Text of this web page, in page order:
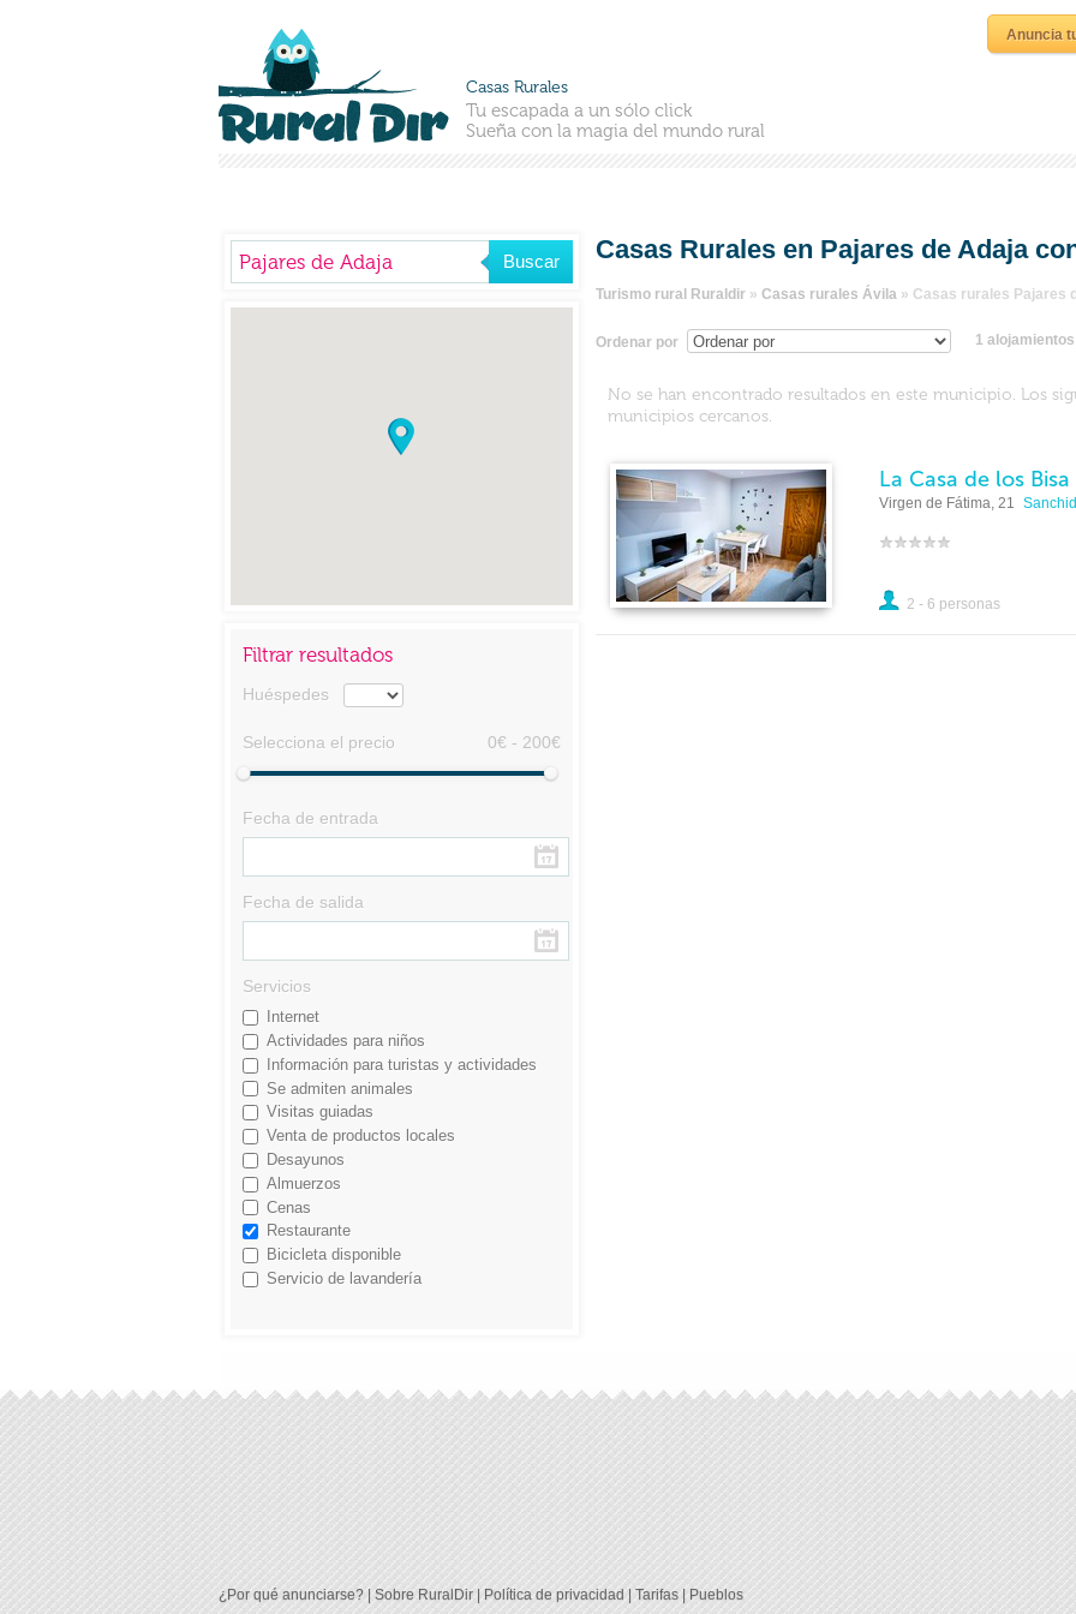
Casas Rurales
Tu escapada a un sólo click
Sueña con la magia del mundo rural
Anuncia
Casas Rurales en Pajares de Adaja
Turismo rural Ruraldir» Casas rurales Ávila» Casas rurales Pajares
Ordenar por 1
No se han encontrado resultados en este municipio. Los
municipios cercanos.
La Casa de los Bisa
Virgen de Fátima, 21
2 - 6 personas
Filtrar resultados
Huéspedes
Selecciona el precio 0€ - 200€
Fecha de entrada
Fecha de salida
Servicios
Internet
Actividades para niños
Información para turistas y actividades
Se admiten animales
Visitas guiadas
Venta de productos locales
Desayunos
Almuerzos
Cenas
Restaurante
Bicicleta disponible
Servicio de lavandería
¿Por qué anunciarse?| Sobre RuralDir | Política de privacidad|Tarifas | Pueblos